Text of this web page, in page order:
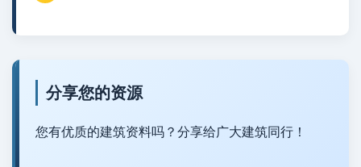
分享您的资源
您有优质的建筑资料吗？分享给广大建筑同行！